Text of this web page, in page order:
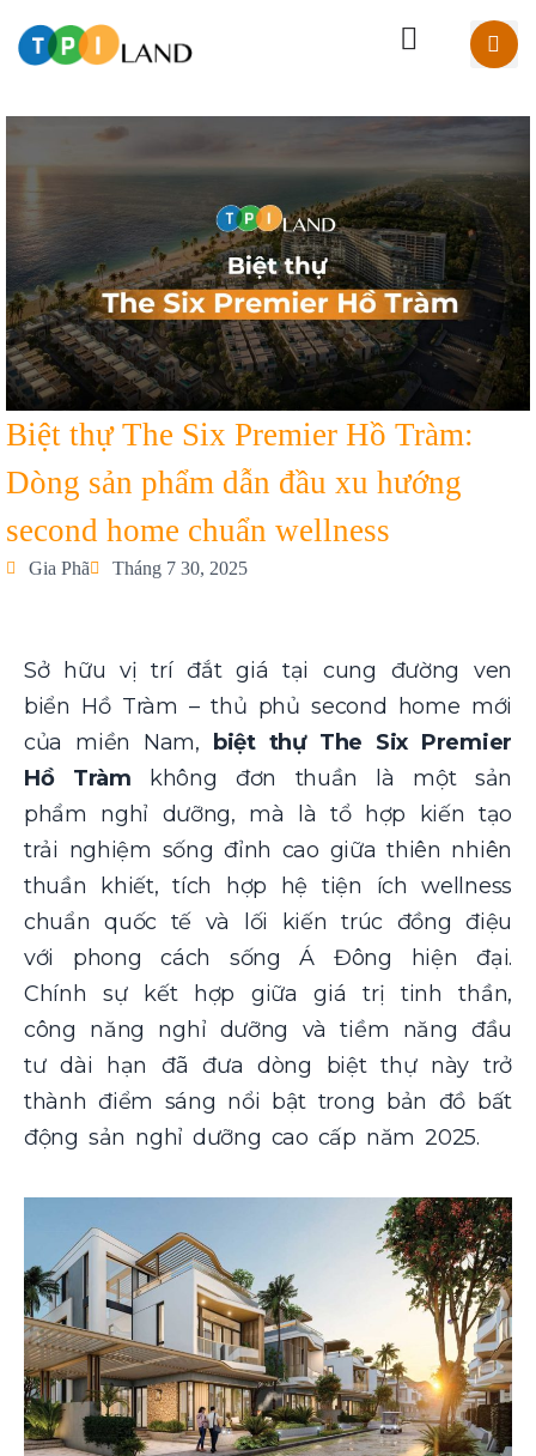
Biệt thự The Six Premier Hồ Tràm:
Dòng sản phẩm dẫn đầu xu hướng
second home chuẩn wellness
Gia Phã Tháng 7 30, 2025
Sở hữu vị trí đắt giá tại cung đường ven
biển Hồ Tràm – thủ phủ second home mới
của miền Nam,
biệt thự The Six Premier
Hồ Tràm không đơn thuần là một sản
phẩm nghỉ dưỡng, mà là tổ hợp kiến tạo
trải nghiệm sống đỉnh cao giữa thiên nhiên
thuần khiết, tích hợp hệ tiện ích wellness
chuẩn quốc tế và lối kiến trúc đồng điệu
với phong cách sống Á Đông hiện đại.
Chính sự kết hợp giữa giá trị tinh thần,
công năng nghỉ dưỡng và tiềm năng đầu
tư dài hạn đã đưa dòng biệt thự này trở
thành điểm sáng nổi bật trong bản đồ bất
động sản nghỉ dưỡng cao cấp năm 2025.